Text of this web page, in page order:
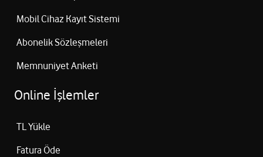
Mobil Cihaz Kayıt Sistemi
Abonelik Sözleşmeleri
Memnuniyet Anketi
Online İşlemler
TL Yükle
Fatura Öde